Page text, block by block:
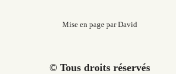
Mise en page par David
© Tous droits réservés